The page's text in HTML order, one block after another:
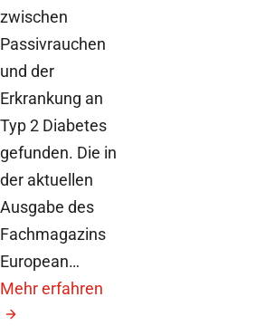
zwischen
Passivrauchen
und der
Erkrankung an
Typ 2 Diabetes
gefunden. Die in
der aktuellen
Ausgabe des
Fachmagazins
European…
Mehr erfahren